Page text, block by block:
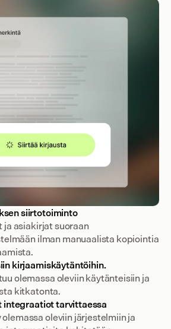
siirtotoiminto
asiakirjat suoraan
ilman manuaalista kopiointia
kirjaamiskäytäntöihin.
olemassa oleviin käytänteisiin ja
kitkatonta.
integraatiot tarvittaessa
oleviin järjestelmiin ja